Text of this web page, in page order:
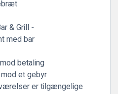
& Grill -
med bar
betaling
et gebyr
er tilgængelige